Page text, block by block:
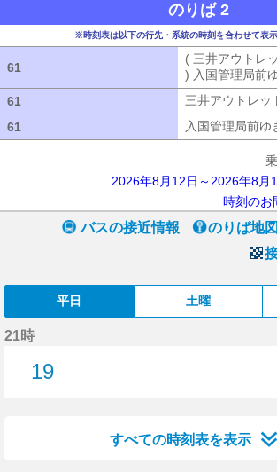
のりば 2
※時刻表は以下の行先・系統の時刻を合わせて表
61
( 三井アウトレ
) 入国管理局前
61
三井アウトレッ
61
入国管理局前ゆ
2026年8月12日～2026年8月
時刻のお
バスの接近情報 のりば地図
平日 土曜
21時
19
すべての時刻表を表示